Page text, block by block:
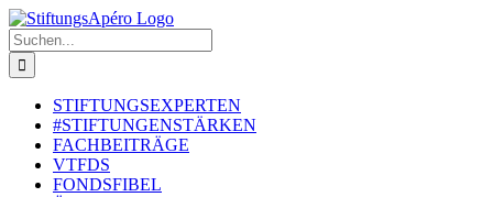
Zum
Inhalt
springen
Suche
nach:
STIFTUNGSEXPERTEN
#STIFTUNGENSTÄRKEN
FACHBEITRÄGE
VTFDS
FONDSFIBEL